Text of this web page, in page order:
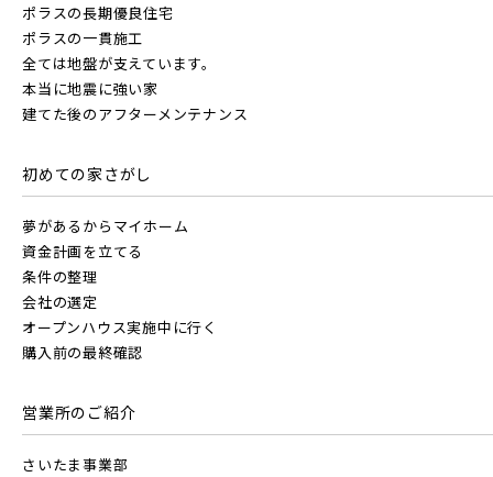
ポラスの長期優良住宅
ポラスの一貫施工
全ては地盤が支えています。
本当に地震に強い家
建てた後のアフターメンテナンス
初めての家さがし
夢があるからマイホーム
資金計画を立てる
条件の整理
会社の選定
オープンハウス実施中に行く
購入前の最終確認
営業所のご紹介
さいたま事業部